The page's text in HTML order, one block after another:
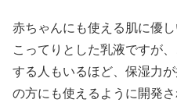
赤ちゃんにも使える肌に優
こってりとした乳液ですが
する人もいるほど、保湿力
の方にも使えるように開発